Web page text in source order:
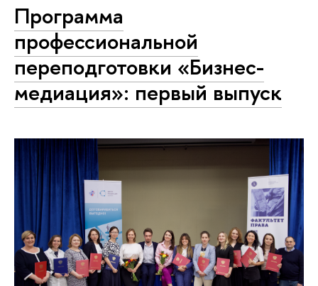
Программа
профессиональной
переподготовки «Бизнес-
медиация»: первый выпуск